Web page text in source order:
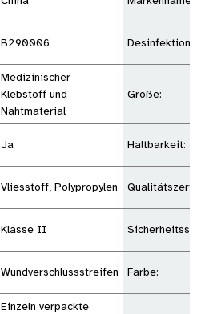
B290006
Medizinischer
Klebstoff und
Nahtmaterial
Größe:
Ja Haltbarkeit:
Vliesstoff, Polypropylen
Klasse II
Wundverschlussstreifen Farbe:
Einzeln verpackte